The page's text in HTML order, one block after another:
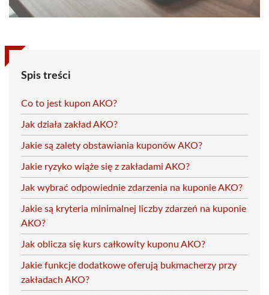
Spis treści
Co to jest kupon AKO?
Jak działa zakład AKO?
Jakie są zalety obstawiania kuponów AKO?
Jakie ryzyko wiąże się z zakładami AKO?
Jak wybrać odpowiednie zdarzenia na kuponie AKO?
Jakie są kryteria minimalnej liczby zdarzeń na kuponie
AKO?
Jak oblicza się kurs całkowity kuponu AKO?
Jakie funkcje dodatkowe oferują bukmacherzy przy
zakładach AKO?